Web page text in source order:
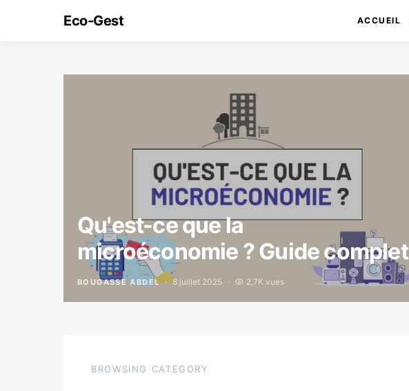
Eco-Gest ACCUEIL
Qu'est-ce que la
microéconomie ? Guide complet
BOUGASSE ABDEL 8 juillet 2025 2,7K vues
BROWSING CATEGORY